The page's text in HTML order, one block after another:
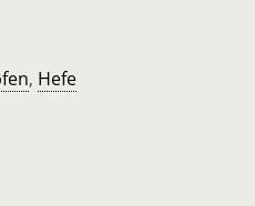
, Hefe